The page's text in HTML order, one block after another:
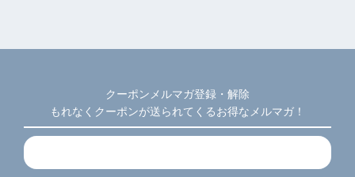
クーポンメルマガ登録・解除
もれなくクーポンが送られてくるお得なメルマガ！